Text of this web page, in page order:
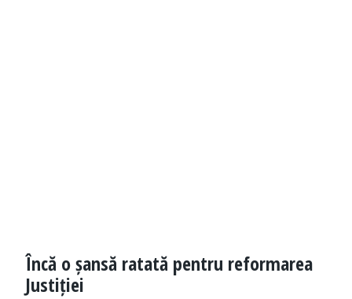
Încă o șansă ratată pentru reformarea
Justiției